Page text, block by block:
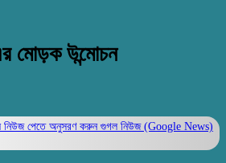
মোড়ক উন্মোচন
নিউজ পেতে অনুসরণ করুন গুগল নিউজ (Google News)